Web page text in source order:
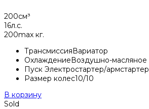
200см³
16л.с.
200max кг.
ТрансмиссияВариатор
ОхлаждениеВоздушно-масляное
Пуск Электростартер/армстартер
Размер колес10/10
В корзину
Sold